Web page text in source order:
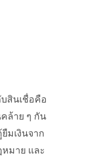
สินเชื่อคือ
ล้าย ๆ กัน
มเงินจาก
มาย และ